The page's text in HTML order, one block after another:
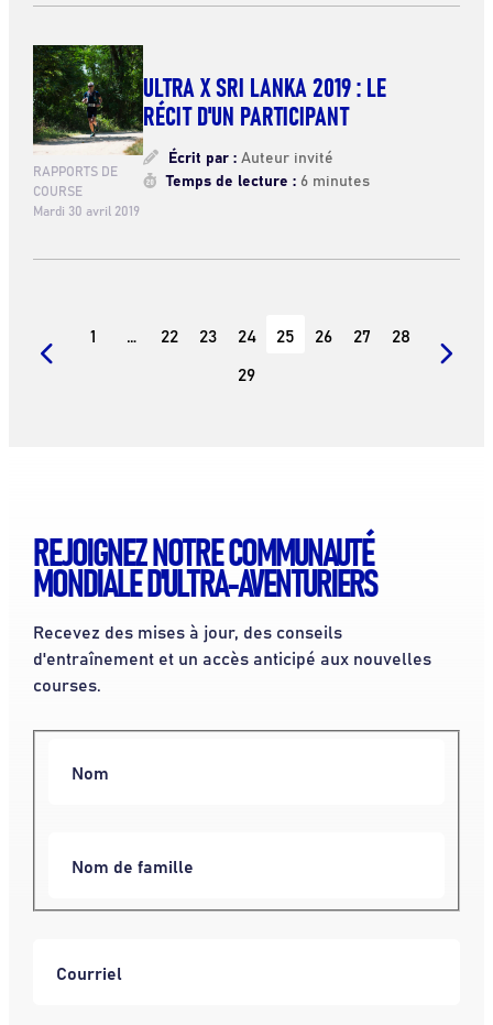
RAPPORTS DE
COURSE
Mardi 30 avril 2019
ULTRA X SRI LANKA 2019 : LE
RÉCIT D'UN PARTICIPANT
Écrit par :Auteur invité
Temps de lecture :6 minutes
1 … 22 23 24 25 26 27
28
29
REJOIGNEZ NOTRE COMMUNAUTÉ
MONDIALE D'ULTRA-AVENTURIERS
Recevez des mises à jour, des conseils
d'entraînement et un accès anticipé aux nouvelles
courses.